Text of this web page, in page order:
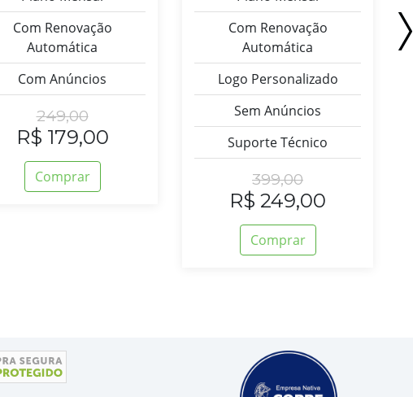
Com Renovação
Automática
Com Anúncios
249,00
R$ 179,00
Comprar
Com Renovação
Automática
Logo Personalizado
Sem Anúncios
Suporte Técnico
399,00
R$ 249,00
Comprar